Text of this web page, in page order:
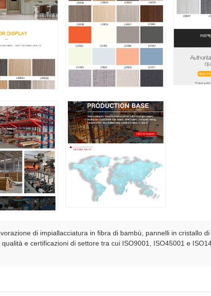
di impiallacciatura in fibra di bambù, pannelli in cristallo
e certificazioni di settore tra cui ISO9001, ISO45001 e